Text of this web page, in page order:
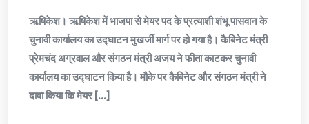
ऋषिकेश। ऋषिकेश में भाजपा से मेयर पद के प्रत्याशी शंभू पासवान के
चुनावी कार्यालय का उद्घाटन मुखर्जी मार्ग पर हो गया है। कैबिनेट मंत्री
प्रेमचंद अग्रवाल और संगठन मंत्री अजय ने फीता काटकर चुनावी
कार्यालय का उद्घाटन किया है। मौके पर कैबिनेट और संगठन मंत्री ने
दावा किया कि मेयर [...]